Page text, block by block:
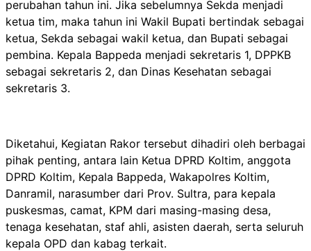
perubahan tahun ini. Jika sebelumnya Sekda menjadi
ketua tim, maka tahun ini Wakil Bupati bertindak sebagai
ketua, Sekda sebagai wakil ketua, dan Bupati sebagai
pembina. Kepala Bappeda menjadi sekretaris 1, DPPKB
sebagai sekretaris 2, dan Dinas Kesehatan sebagai
sekretaris 3.
Diketahui, Kegiatan Rakor tersebut dihadiri oleh berbagai
pihak penting, antara lain Ketua DPRD Koltim, anggota
DPRD Koltim, Kepala Bappeda, Wakapolres Koltim,
Danramil, narasumber dari Prov. Sultra, para kepala
puskesmas, camat, KPM dari masing-masing desa,
tenaga kesehatan, staf ahli, asisten daerah, serta seluruh
kepala OPD dan kabag terkait.